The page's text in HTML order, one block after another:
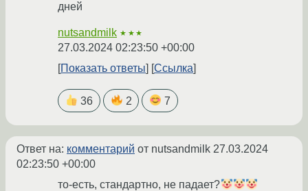
дней
nutsandmilk ★★★
27.03.2024 02:23:50 +00:00
Показать ответы
Ссылка
36 2 7
Ответ на: комментарий от nutsandmilk 27.03.2024
02:23:50 +00:00
то-есть, стандартно, не падает?